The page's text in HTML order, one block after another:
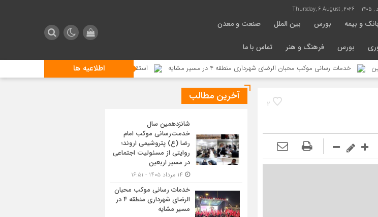
Thursday, 6 August , 2026
بانک و بیمه بورس بین الملل صنعت و معدن
بورس فرهنگ و هنر تماس با ما
اطلاعیه ها خدمات رسانی موکب محبان الرضای شهرداری منطقه ۴ در مسیر مشایه استقبال زائرین اربعین از مراسم تعزیه خوانی در موکب محبان
2
آخرین مطالب
شانزدهمین سال
خدمت‌رسانی موکب امام
رضا (ع) پتروشیمی اروند؛
روایتی از مسئولیت اجتماعی
در مسیر اربعین
خدمات رسانی موکب محبان
الرضای شهرداری منطقه ۴ در
مسیر مشایه